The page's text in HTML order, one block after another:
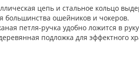
цепь и стальное кольцо
большинства ошейников и чокеров.
петля-ручка удобно ложится в
подложка для эффектного